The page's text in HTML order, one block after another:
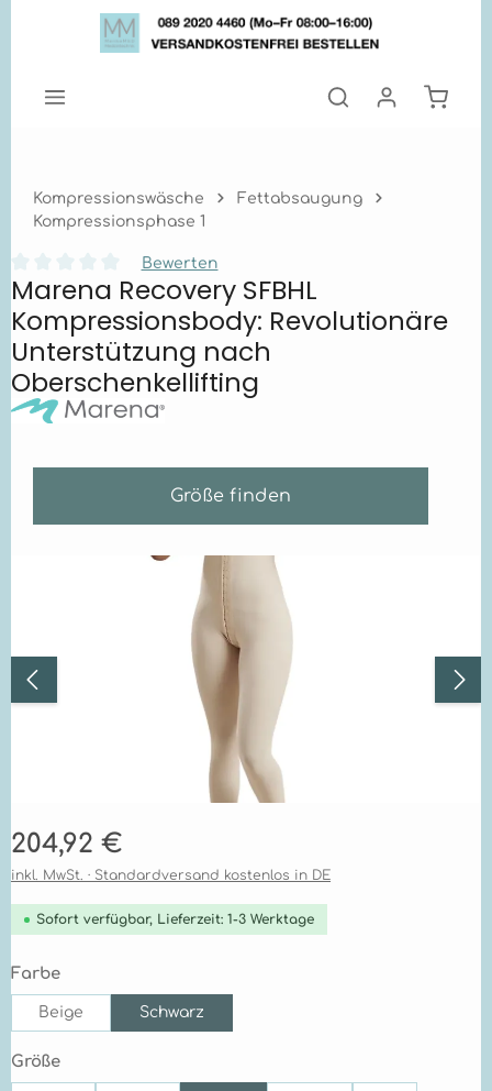
Zum Hauptinhalt springen
Kompressionswäsche
Fettabsaugung
Kompressionsphase 1
Durchschnittliche Bewertung von 0 von 5 Sternen
Bewerten
Marena Recovery SFBHL
Kompressionsbody: Revolutionäre
Unterstützung nach
Oberschenkellifting
Größe finden
Bildergalerie überspringen
Regulärer Preis:
204,92 €
inkl. MwSt. · Standardversand kostenlos in DE
Sofort verfügbar, Lieferzeit: 1-3 Werktage
Farbeauswählen
Beige Schwarz
Größeauswählen